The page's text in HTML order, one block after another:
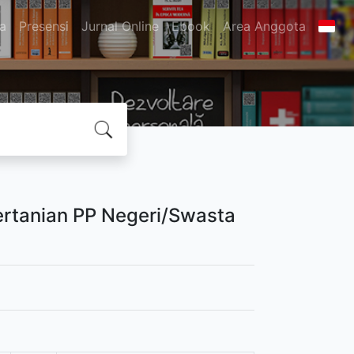
Presensi Jurnal Online Ebook Area Anggota
PP Negeri/Swasta